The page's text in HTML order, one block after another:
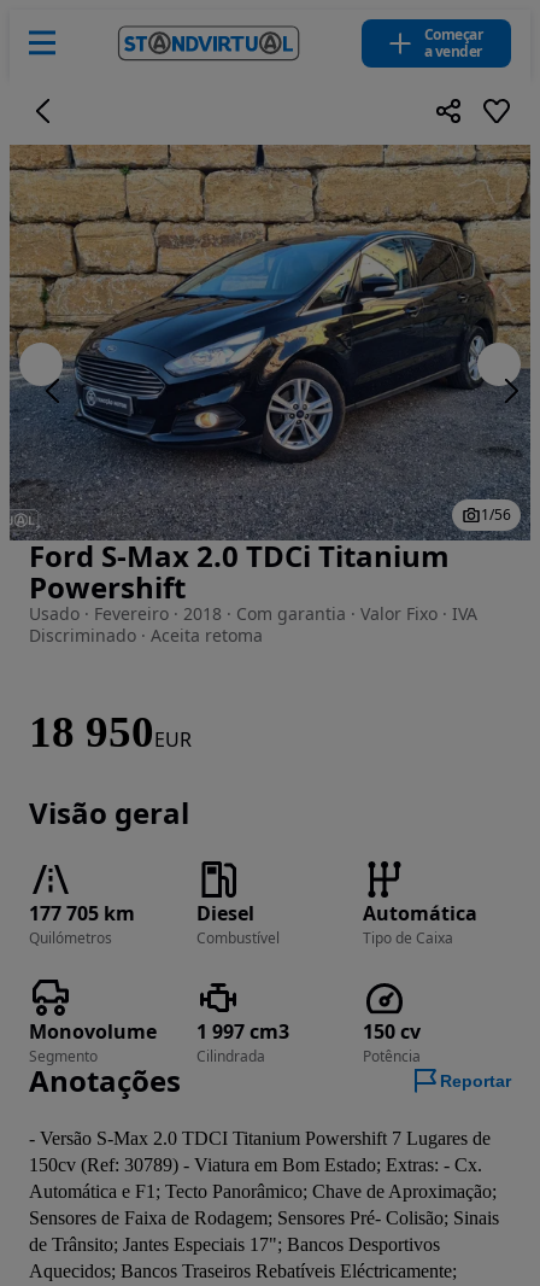
Começar
a vender
Imagem 1 de 56
1/56
Ford S-Max 2.0 TDCi Titanium
Powershift
Usado · Fevereiro · 2018 · Com garantia · Valor Fixo · IVA
Discriminado · Aceita retoma
18 950EUR
Visão geral
177 705 km
Quilómetros
Diesel
Combustível
Automática
Tipo de Caixa
Monovolume
Segmento
1 997 cm3
Cilindrada
150 cv
Potência
Anotações Reportar
- Versão S-Max 2.0 TDCI Titanium Powershift 7 Lugares de
150cv (Ref: 30789) - Viatura em Bom Estado; Extras: - Cx.
Automática e F1; Tecto Panorâmico; Chave de Aproximação;
Sensores de Faixa de Rodagem; Sensores Pré- Colisão; Sinais
de Trânsito; Jantes Especiais 17"; Bancos Desportivos
Aquecidos; Bancos Traseiros Rebatíveis Eléctricamente;